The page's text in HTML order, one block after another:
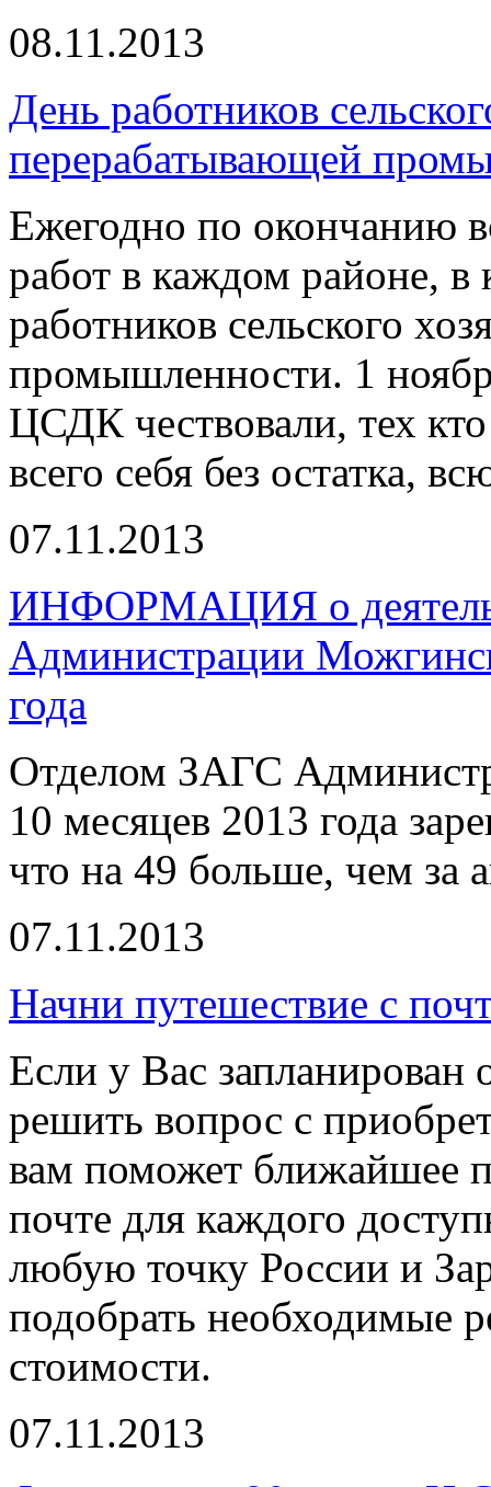
08.11.2013
День работников
перерабатывающей
Ежегодно по окончанию
работ в каждом районе,
работников сельского
промышленности. 1
ЦСДК чествовали, тех кто
всего себя без остатка,
07.11.2013
ИНФОРМАЦИЯ о
Администрации
года
Отделом ЗАГС
10 месяцев 2013 года
что на 49 больше, чем за
07.11.2013
Начни путешествие с
Если у Вас запланирован
решить вопрос с
вам поможет ближайшее
почте для каждого
любую точку России и
подобрать необходимые
стоимости.
07.11.2013